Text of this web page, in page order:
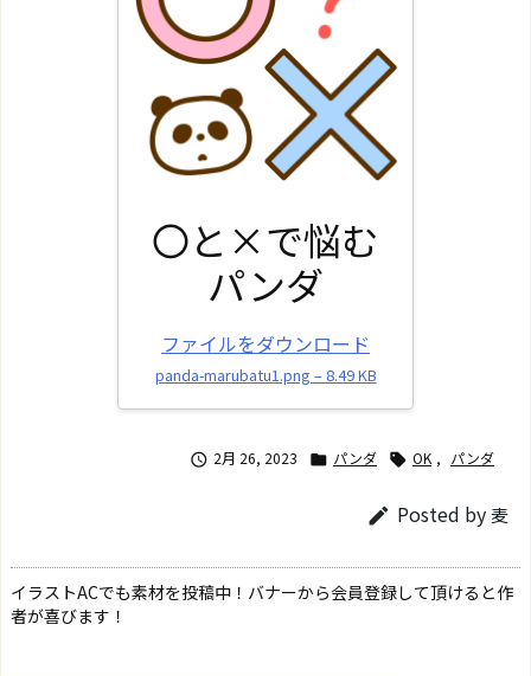
〇と×で悩む
パンダ
ファイルをダウンロード
panda-marubatu1.png – 8.49 KB
 2月 26, 2023  パンダ  OK , パンダ
 Posted by麦
イラストACでも素材を投稿中！バナーから会員登録して頂けると作
者が喜びます！